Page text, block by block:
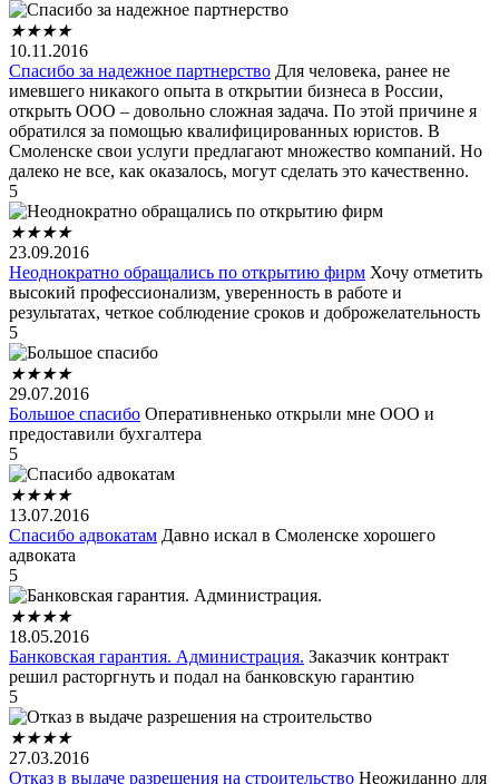
★★★★
10.11.2016
Спасибо за надежное партнерство Для человека, ранее не
имевшего никакого опыта в открытии бизнеса в России,
открыть ООО – довольно сложная задача. По этой причине я
обратился за помощью квалифицированных юристов. В
Смоленске свои услуги предлагают множество компаний. Но
далеко не все, как оказалось, могут сделать это качественно.
5
★★★★
23.09.2016
Неоднократно обращались по открытию фирм Хочу отметить
высокий профессионализм, уверенность в работе и
результатах, четкое соблюдение сроков и доброжелательность
5
★★★★
29.07.2016
Большое спасибо Оперативненько открыли мне ООО и
предоставили бухгалтера
5
★★★★
13.07.2016
Спасибо адвокатам Давно искал в Смоленске хорошего
адвоката
5
★★★★
18.05.2016
Банковская гарантия. Администрация. Заказчик контракт
решил расторгнуть и подал на банковскую гарантию
5
★★★★
27.03.2016
Отказ в выдаче разрешения на строительство Неожиданно для